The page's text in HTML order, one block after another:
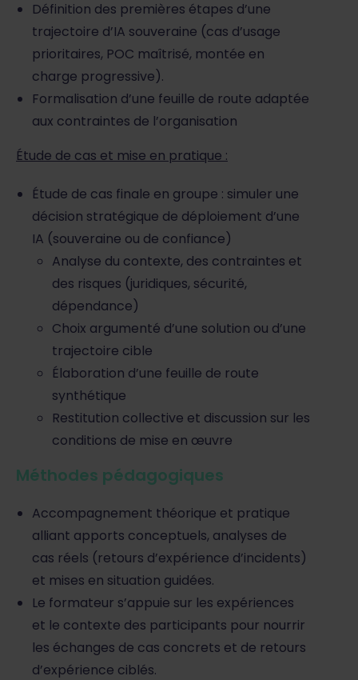
Définition des premières étapes d’une
trajectoire d’IA souveraine (cas d’usage
prioritaires, POC maîtrisé, montée en
charge progressive).
Formalisation d’une feuille de route adaptée
aux contraintes de l’organisation
Étude de cas et mise en pratique :
Étude de cas finale en groupe : simuler une
décision stratégique de déploiement d’une
IA (souveraine ou de confiance)
Analyse du contexte, des contraintes et
des risques (juridiques, sécurité,
dépendance)
Choix argumenté d’une solution ou d’une
trajectoire cible
Élaboration d’une feuille de route
synthétique
Restitution collective et discussion sur les
conditions de mise en œuvre
Méthodes pédagogiques
Accompagnement théorique et pratique
alliant apports conceptuels, analyses de
cas réels (retours d’expérience d’incidents)
et mises en situation guidées.
Le formateur s’appuie sur les expériences
et le contexte des participants pour nourrir
les échanges de cas concrets et de retours
d’expérience ciblés.